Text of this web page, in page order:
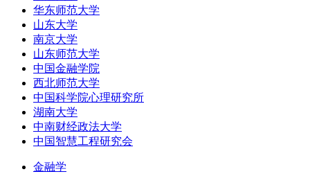
华东师范大学
山东大学
南京大学
山东师范大学
中国金融学院
西北师范大学
中国科学院心理研究所
湖南大学
中南财经政法大学
中国智慧工程研究会
金融学